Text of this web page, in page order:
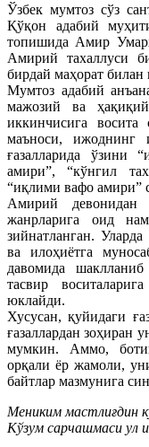
Ўзбек мумтоз сўз
Қўқон адабий
топишида Амир
Амирий тахаллуси
бирдай маҳорат билан
Мумтоз адабий
мажозий ва
иккинчисига
маъноси, ижоднинг
ғазалларида ўзини
амири”, “кўнгил
“иқлими вафо амири”
Амирий
жанрларига оид
зийнатланган.
ва илоҳиётга
давомида
тасвир
юклайди.
Хусусан, қуйидаги
ғазаллардан зоҳиран
мумкин. Аммо,
орқали ёр жамоли,
байтлар мазмунига
Мениким мастлиғдин
Кўзум сарчашмаси ул